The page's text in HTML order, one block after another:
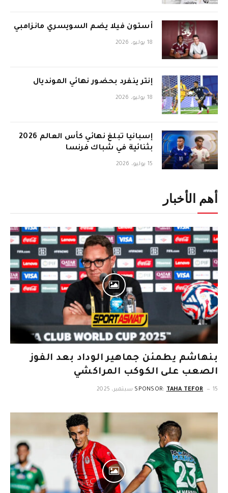
أستون فيلا يضم السويسري مانزامبي
18 يوليو، 2026
إنتر ينفرد بحضور نهائي المونديال
18 يوليو، 2026
إسبانيا تبلغ نهائي كأس العالم 2026
بثنائية في شباك فرنسا
15 يوليو، 2026
أهم الأخبار
بنهاشم يطمئن جماهير الوداد بعد الفوز
الصعب على الكوكب المراكشي
SPONSOR: TAHA TEFOR 15 سبتمبر، 2025